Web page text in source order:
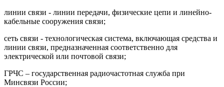
линии связи - линии передачи, физические цепи и линейно-
кабельные сооружения связи;
сеть связи - технологическая система, включающая средства и
линии связи, предназначенная соответственно для
электрической или почтовой связи;
ГРЧС – государственная радиочастотная служба при
Минсвязи России;